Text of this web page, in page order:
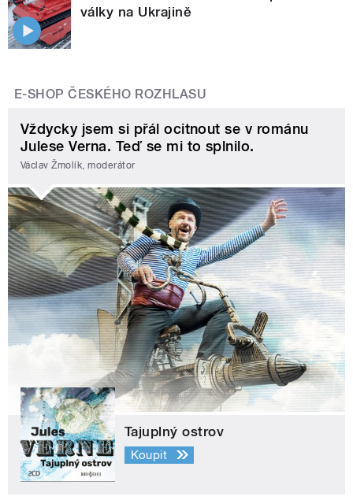
války na Ukrajině
E-SHOP ČESKÉHO ROZHLASU
Vždycky jsem si přál ocitnout se v románu
Julese Verna. Teď se mi to splnilo.
Václav Žmolík, moderátor
Tajuplný ostrov
Koupit